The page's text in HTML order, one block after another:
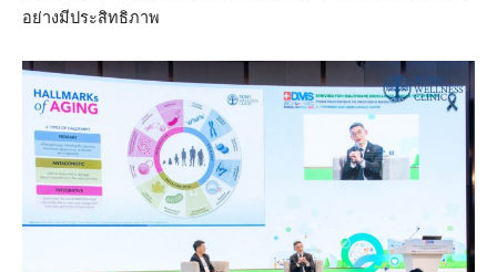
อย่างมีประสิทธิภาพ